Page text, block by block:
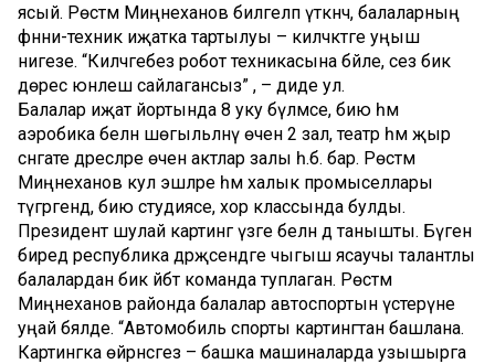
ясый. Рөстәм Миңнеханов билгеләп үткәнчә, балаларның
фәнни-техник иҗатка тартылуы – киләчәктәге уңыш
нигезе. “Киләчәгебез робот техникасына бәйле, сез бик
дөрес юнәлеш сайлагансыз” , – диде ул.
Балалар иҗат йортында 8 уку бүлмәсе, бию һәм
аэробика белән шөгыльләнү өчен 2 зал, театр һәм җыр
сәнгате дәресләре өчен актлар залы һ.б. бар. Рөстәм
Миңнеханов кул эшләре һәм халык промыселлары
түгәрәгендә, бию студиясе, хор классында булды.
Президент шулай картинг үзәге белән дә танышты. Бүген
биредә республика дәрәҗәсендәге чыгыш ясаучы талантлы
балалардан бик әйбәт команда туплаган. Рөстәм
Миңнеханов районда балалар автоспортын үстерүне
уңай бәяләде. “Автомобиль спорты картингтан башлана.
Картингка өйрәнсәгез – башка машиналарда узышырга